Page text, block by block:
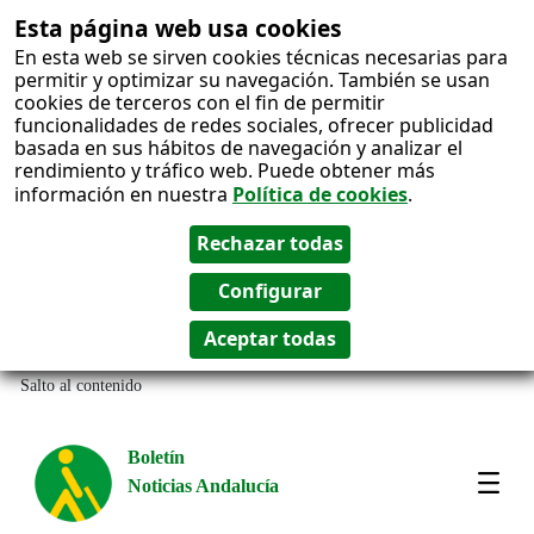
Esta página web usa cookies
En esta web se sirven cookies técnicas necesarias para
permitir y optimizar su navegación. También se usan
cookies de terceros con el fin de permitir
funcionalidades de redes sociales, ofrecer publicidad
basada en sus hábitos de navegación y analizar el
rendimiento y tráfico web. Puede obtener más
información en nuestra Política de cookies.
Salto al contenido
Boletín
Noticias Andalucía